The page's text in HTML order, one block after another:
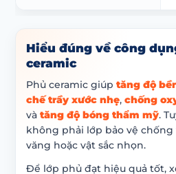
Hiểu đúng về công
ceramic
Phủ ceramic giúp tăng độ
chế trầy xước nhẹ, chống
và tăng độ bóng thẩm mỹ.
không phải lớp bảo vệ chống
văng hoặc vật sắc nhọn.
Để lớp phủ đạt hiệu quả tốt,